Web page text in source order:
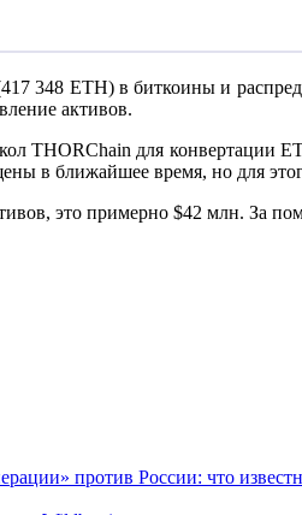
348 ETH) в биткоины и
активов.
THORChain для конвертации
в ближайшее время, но для
это примерно $42 млн. За
против России: что